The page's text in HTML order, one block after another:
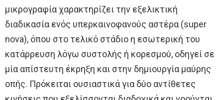
μικρογραφία χαρακτηρίζει την εξελικτική
διαδικασία ενός υπερκαινοφανούς αστέρα (super
nova), όπου στο τελικό στάδιο η εσωτερική του
κατάρρευση λόγω συστολής ή κορεσμού, οδηγεί σε
μία απίστευτη έκρηξη και στην δημιουργία μαύρης
οπής. Πρόκειται ουσιαστικά για δύο αντίθετες